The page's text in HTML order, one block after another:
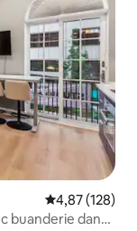
Évaluation
4,87 (128)
buanderie dans